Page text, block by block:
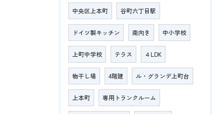
中央区上本町 谷町六丁目駅
ドイツ製キッチン 南向き 中小学校
上町中学校 テラス ４LDK
物干し場 4階建 ル・グランデ上町台
上本町 専用トランクルーム